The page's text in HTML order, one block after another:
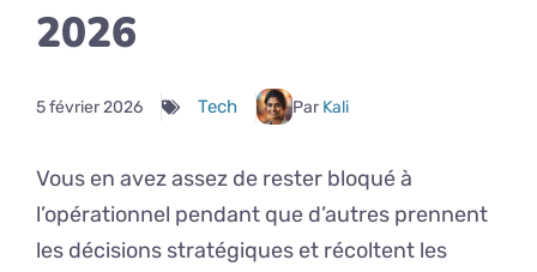
2026
5 février 2026 Tech Par Kali
Vous en avez assez de rester bloqué à
l’opérationnel pendant que d’autres prennent
les décisions stratégiques et récoltent les